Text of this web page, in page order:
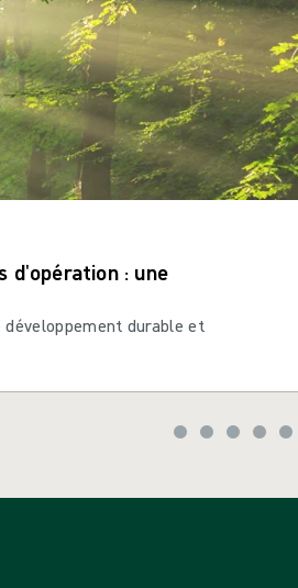
d'opération : une
durable et